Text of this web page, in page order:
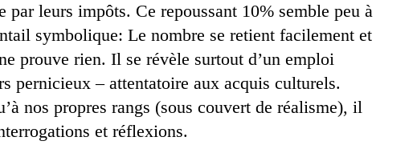
par leurs impôts. Ce repoussant 10% semble peu à
symbolique: Le nombre se retient facilement et
prouve rien. Il se révèle surtout d’un emploi
pernicieux – attentatoire aux acquis culturels.
nos propres rangs (sous couvert de réalisme), il
et réflexions.